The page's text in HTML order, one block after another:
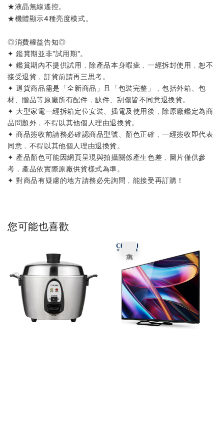
★液晶無線遙控。
★機體顯示4種亮度模式。
◎消費權益告知◎
✦ 鑑賞期並非"試用期"。
✦ 鑑賞期內不提供試用﹐除產品本身暇疵﹐一經拆封使用﹐恕不
接受退貨﹐訂貨前請再三思考。
✦ 退貨商品需是「全新商品」且「包裝完整」﹐包括外箱、包
材、贈品等原廠所有配件﹐缺件、刮傷皆不同意退換貨。
✦ 大型家電一經拆箱定位安裝、插電及使用後﹐除原廠鑑定為商
品問題外﹐不得以其他個人理由退換貨。
✦ 商品簽收前請務必確認商品型號、顏色正確﹐一經簽收即代表
同意﹐不得以其他個人理由退換貨。
✦ 產品顏色可能因網頁呈現與拍攝關係產生色差﹐圖片僅供參
考﹐產品依實際原廠供貨樣式為準。
✦ 對商品有疑慮的地方請務必先詢問﹐能接受再訂購！
您可能也喜歡